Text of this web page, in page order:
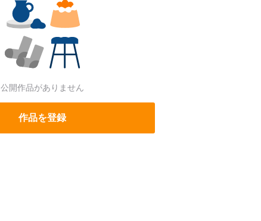
公開作品がありません
作品を登録